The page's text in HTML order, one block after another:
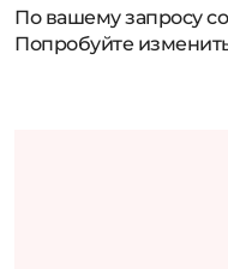
По вашему запросу
Попробуйте